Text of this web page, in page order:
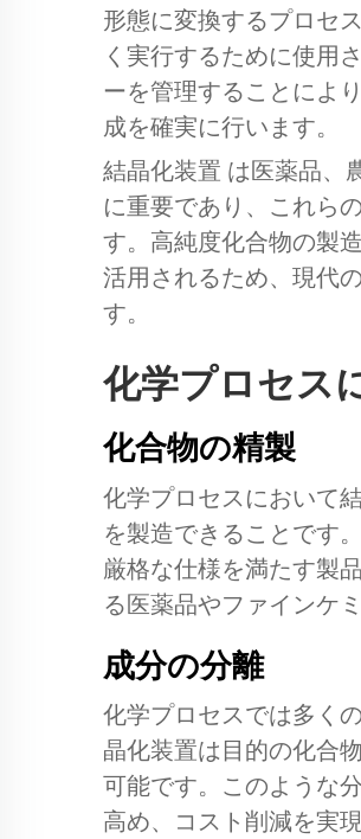
形態に変換するプロセ
く実行するために使用
ーを管理することによ
成を確実に行います。
結晶化装置 は医薬品、
に重要であり、これら
す。高純度化合物の製
活用されるため、現代
す。
化学プロセス
化合物の精製
化学プロセスにおいて
を製造できることです
厳格な仕様を満たす製
る医薬品やファインケ
成分の分離
化学プロセスでは多く
晶化装置は目的の化合
可能です。このような
高め、コスト削減を実